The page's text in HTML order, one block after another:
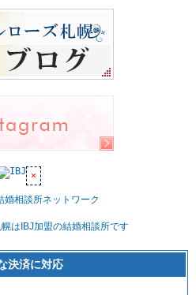
婚相談所ネットワーク
はIBJ加盟の結婚相談所です
決済に対応